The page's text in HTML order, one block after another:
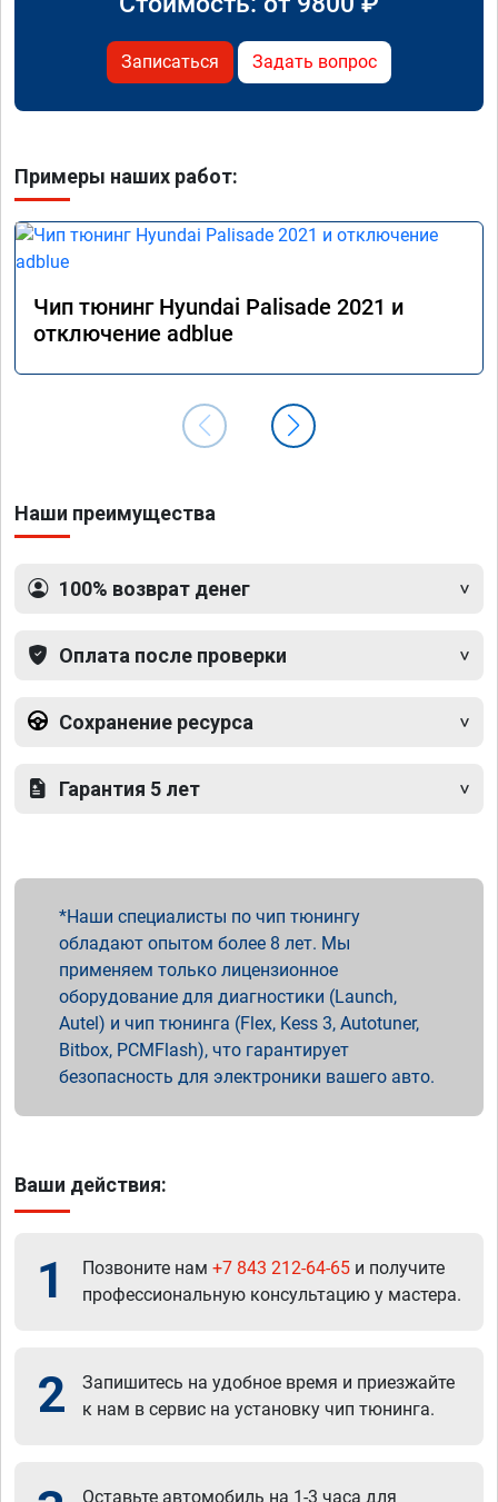
Записаться Задать вопрос
Примеры наших работ:
Чип тюнинг Hyundai Palisade 2021 и
отключение adblue
Наши преимущества
100% возврат денег
Оплата после проверки
Сохранение ресурса
Гарантия 5 лет
Наши специалисты по чип тюнингу
обладают опытом более 8 лет. Мы
применяем только лицензионное
оборудование для диагностики (Launch,
Autel) и чип тюнинга (Flex, Kess 3, Autotuner,
Bitbox, PCMFlash), что гарантирует
безопасность для электроники вашего авто.
Ваши действия:
1 Позвоните нам +7 843 212-64-65 и получите
профессиональную консультацию у мастера.
2
Запишитесь на удобное время и приезжайте
к нам в сервис на установку чип тюнинга.
Оставьте автомобиль на 1-3 часа для